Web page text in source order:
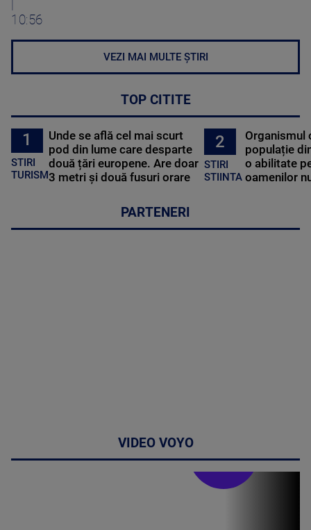
10:56
VEZI MAI MULTE ȘTIRI
TOP CITITE
1
STIRI
TURISM
Unde se află cel mai scurt
pod din lume care desparte
două țări europene. Are doar
3 metri și două fusuri orare
2
STIRI
STIINTA
Organismul
populație
o abilitate
oamenilor
PARTENERI
VIDEO VOYO